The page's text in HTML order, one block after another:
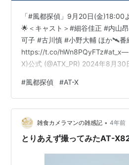
「#風都探偵」9月20日(金)18:00
🌟＜キャスト＞#細谷佳正 #内山
可子 #古川慎 #小野大輔 ほか🛰番
https://t.co/hWn8PQyFTz#at_x—
X)公式 (@ATX_PR) 2024年8月30
#風都探偵 #AT-X
雑食カメラマンの雑感記 • 4年前
とりあえず撮ってみたAT-